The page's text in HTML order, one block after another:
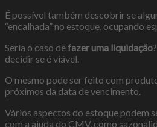
É possível também descobrir se
“encalhada” no estoque, ocupando
Seria o caso defazer uma liquidação
decidir se é viável.
O mesmo pode ser feito com
próximos da data de vencimento.
Vários aspectos do estoque podem
com a ajuda do CMV, como